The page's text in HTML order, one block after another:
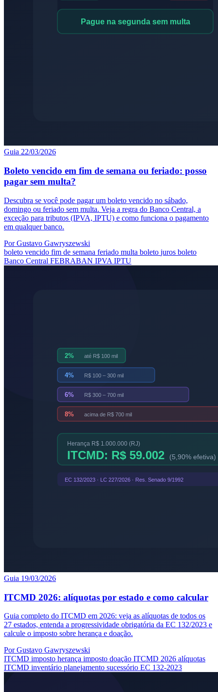
Guia 22/03/2026
Boleto vencido em fim de semana ou feriado: posso
pagar sem multa?
Descubra se você pode pagar um boleto vencido no sábado,
domingo ou feriado sem multa. Veja a regra do Banco Central, a
exceção para tributos (IPVA, IPTU) e como funciona o pagamento
em qualquer banco.
Por Gustavo Gawryszewski
boleto vencido fim de semana feriado multa boleto juros boleto
Banco Central FEBRABAN IPVA IPTU
Guia 19/03/2026
ITCMD 2026: alíquotas por estado e como calcular
Guia completo do ITCMD em 2026: veja as alíquotas de todos os
27 estados, entenda a progressividade obrigatória da EC 132/2023 e
calcule o imposto sobre herança e doação.
Por Gustavo Gawryszewski
ITCMD imposto herança imposto doação ITCMD 2026 alíquotas
ITCMD inventário planejamento sucessório EC 132-2023